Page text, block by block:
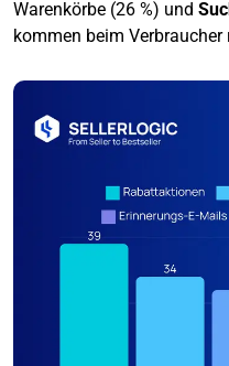
Warenkörbe (26 %) und
kommen beim Verbraucher